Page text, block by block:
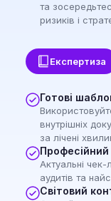
та
ризиків і
Експертиза
Готові
внутрішніх
за лічені
Професійний
Актуальні чек-
аудитів та
Світовий